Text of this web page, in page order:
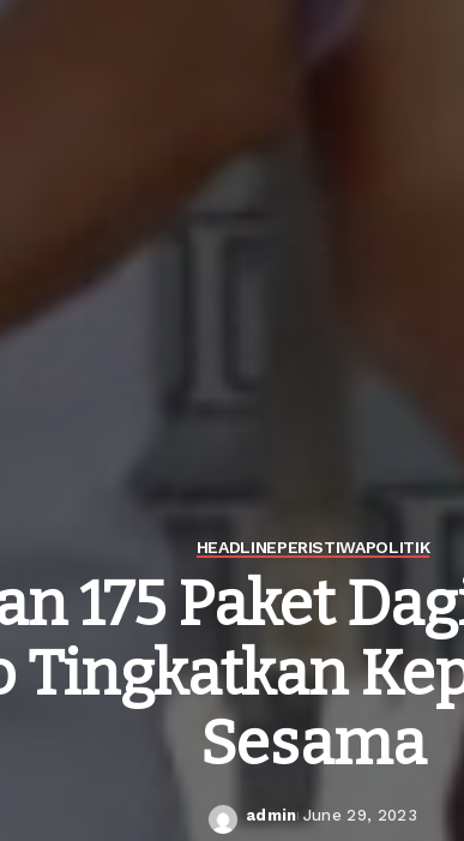
HEADLINEPERISTIWAPOLITIK
175 Paket
Tingkatkan
Sesama
Posted
admin June 29, 2023